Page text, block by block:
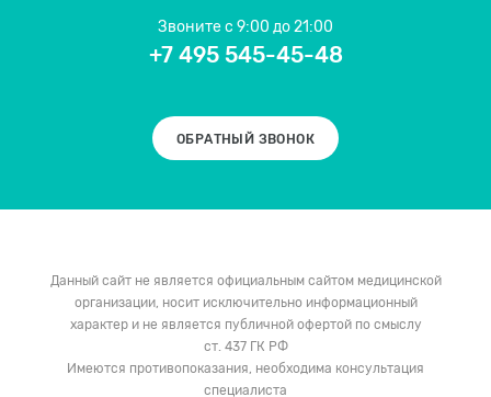
Звонитес 9:00 до 21:00
+7 495 545-45-48
ОБРАТНЫЙ ЗВОНОК
Данный сайт не является официальным сайтом медицинской
организации, носит исключительно информационный
характер и не является публичной офертой по смыслу
ст. 437 ГК РФ
Имеются противопоказания, необходима консультация
специалиста